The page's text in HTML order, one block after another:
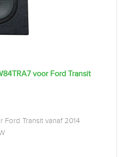
voor Ford Transit
Transit vanaf 2014